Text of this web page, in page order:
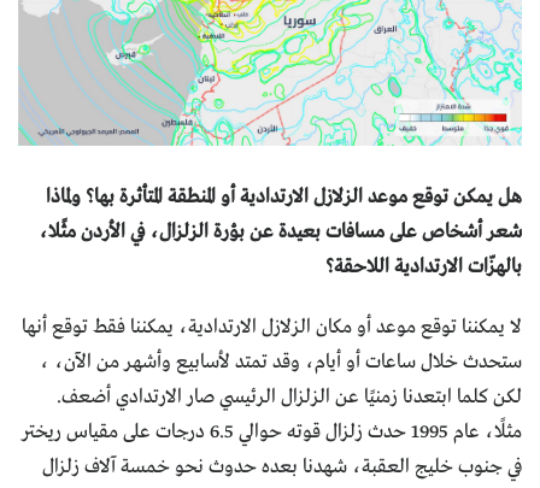
هل يمكن توقع موعد الزلازل الارتدادية أو المنطقة المتأثرة بها؟ ولماذا
شعر أشخاص على مسافات بعيدة عن بؤرة الزلزال، في الأردن مثًلا،
بالهزّات الارتدادية اللاحقة؟
لا يمكننا توقع موعد أو مكان الزلازل الارتدادية، يمكننا فقط توقع أنها
ستحدث خلال ساعات أو أيام، وقد تمتد لأسابيع وأشهر من الآن، ،
لكن كلما ابتعدنا زمنيًا عن الزلزال الرئيسي صار الارتدادي أضعف.
مثلًا، عام 1995 حدث زلزال قوته حوالي 6.5 درجات على مقياس ريختر
في جنوب خليج العقبة، شهدنا بعده حدوث نحو خمسة آلاف زلزال